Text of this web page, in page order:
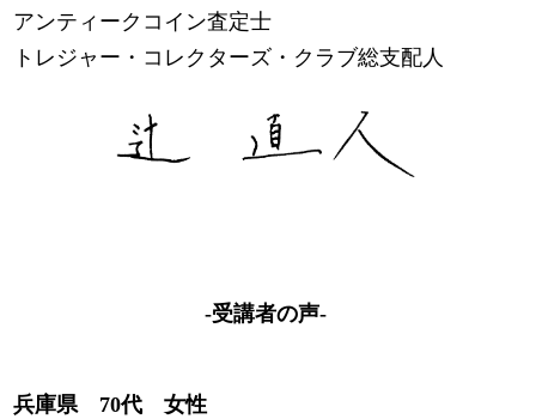
アンティークコイン査定士
トレジャー・コレクターズ・クラブ総支配人
-受講者の声-
兵庫県 70代 女性